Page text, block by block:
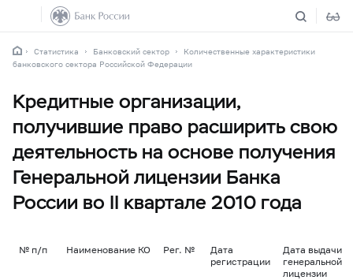
Статистика Банковский сектор
Количественные характеристики
банковского сектора Российской Федерации
Кредитные организации,
получившие право расширить свою
деятельность на основе получения
Генеральной лицензии Банка
России во II квартале 2010 года
№ п/п Наименование КО Рег. №
Дата
регистрации
Дата выдачи
генеральной
лицензии